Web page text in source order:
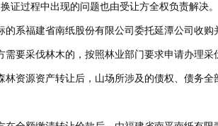
证过程中出现的问题也由受让方全权负责解决。
的系福建省南纸股份有限公司委托延潭公司收
需要采伐林木的，按照林业部门要求申请办理
林资源资产转让后，山场所涉及的债权、债务